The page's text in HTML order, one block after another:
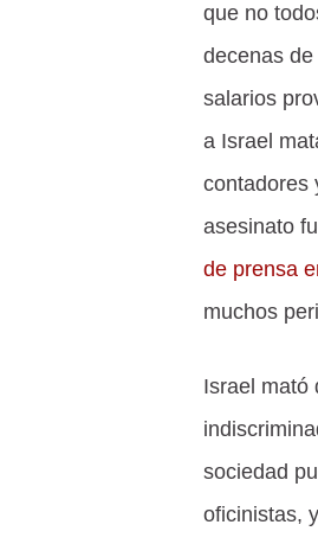
que no
decenas
salarios
a Israel
contadores
asesinato
de prensa
muchos
Israel mató
sociedad
oficinistas,